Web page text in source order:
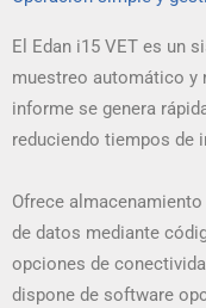
El Edan i15 VET es un
muestreo automático y
informe se genera
reduciendo tiempos de
Ofrece
de datos mediante
opciones de
dispone de software